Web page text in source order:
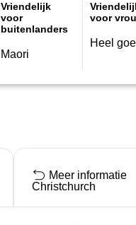
Vriendelijk
voor
buitenlanders
Maori
voor
Heel
Meer informatie
Christchurch